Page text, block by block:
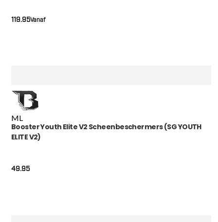
Vanaf
119.95
ML
Booster Youth Elite V2 Scheenbeschermers (SG YOUTH
ELITE V2)
49.95